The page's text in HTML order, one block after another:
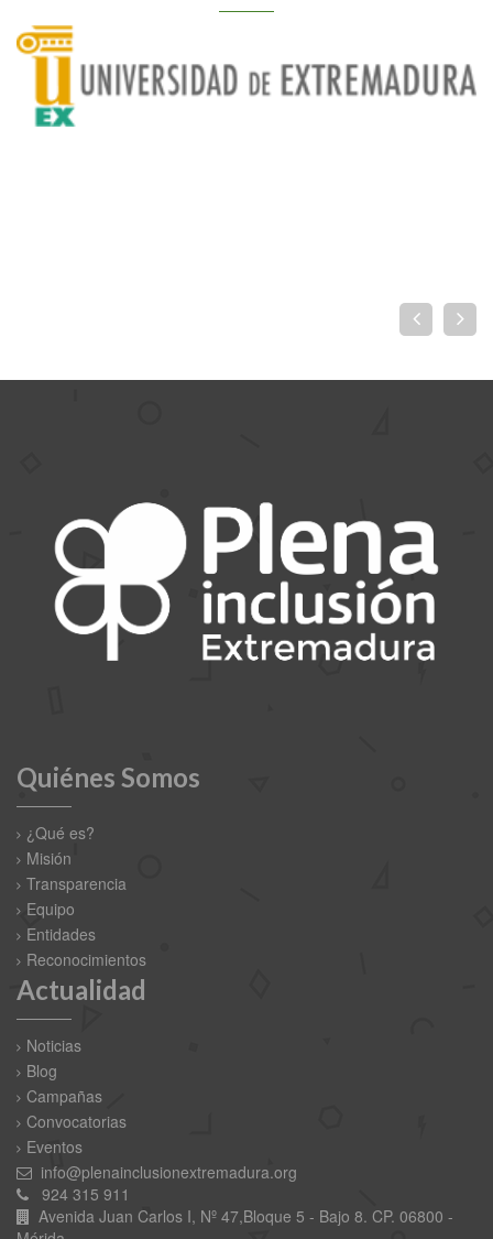
Quiénes Somos
¿Qué es?
Misión
Transparencia
Equipo
Entidades
Reconocimientos
Actualidad
Noticias
Blog
Campañas
Convocatorias
Eventos
info@plenainclusionextremadura.org
924 315 911
Avenida Juan Carlos I, Nº 47,Bloque 5 - Bajo 8. CP. 06800 -